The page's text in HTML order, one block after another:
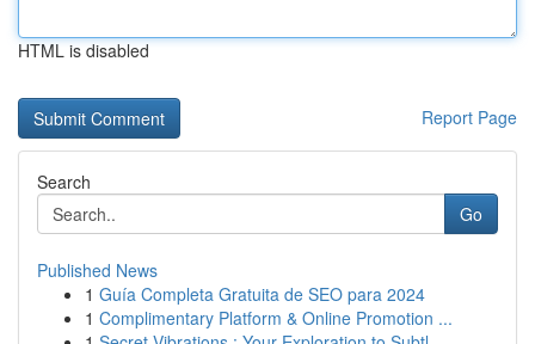
HTML is disabled
Report Page
Search
Go
Published News
1 Guía Completa Gratuita de SEO para 2024
1 Complimentary Platform & Online Promotion ...